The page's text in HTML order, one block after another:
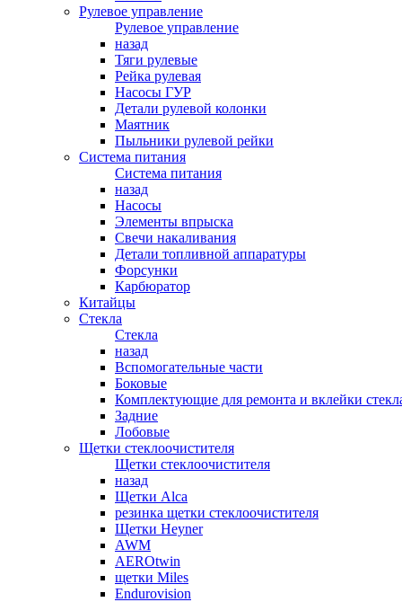
Рулевое управление
Рулевое управление
назад
Тяги рулевые
Рейка рулевая
Насосы ГУР
Детали рулевой колонки
Маятник
Пыльники рулевой рейки
Система питания
Система питания
назад
Насосы
Элементы впрыска
Свечи накаливания
Детали топливной аппаратуры
Форсунки
Карбюратор
Китайцы
Стекла
Стекла
назад
Вспомогательные части
Боковые
Комплектующие для ремонта и вклейки
Задние
Лобовые
Щетки стеклоочистителя
Щетки стеклоочистителя
назад
Щетки Alca
резинка щетки стеклоочистителя
Щетки Heyner
AWM
AEROtwin
щетки Miles
Endurovision